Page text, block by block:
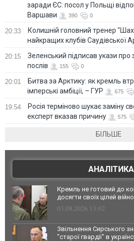
заради ЄС: посол у Польщі
Варшави
390 0
20:33
Колишній головний тренер
найкращих клубів Саудівської
20:15
Зеленський підписав укази
послів
155 0
20:01
Битва за Арктику: як кремль
імперські амбіції, – ГУР
675
19:54
Росія терміново шукає заміну
експерт вказав причину
575
БІЛЬШЕ
АНАЛІТИКА
Кремль не готовий до
досягти своїх цілей
03.08.2026 13:02
Звільнення Сирського
"старої гвардії" в